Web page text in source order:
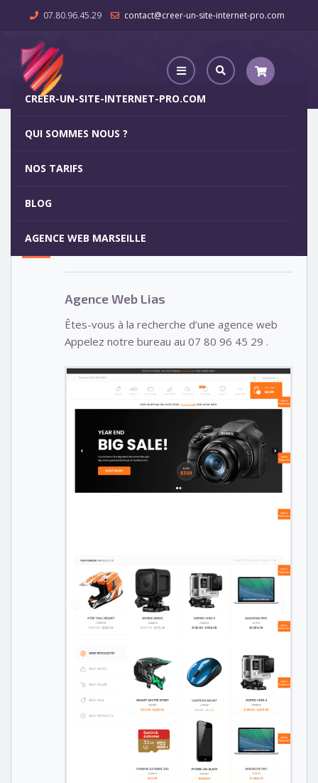
07.80.96.45.29 contact@creer-un-site-internet-pro.com
CREER-UN-SITE-INTERNET-PRO.COM
QUI SOMMES NOUS ?
NOS TARIFS
BLOG
AGENCE WEB MARSEILLE
Agence Web Lias
5
Votre site internet pour 29€
Agence Web Lias
Êtes-vous à la recherche d’une agence web
Appelez notre bureau au 07 80 96 45 29 .